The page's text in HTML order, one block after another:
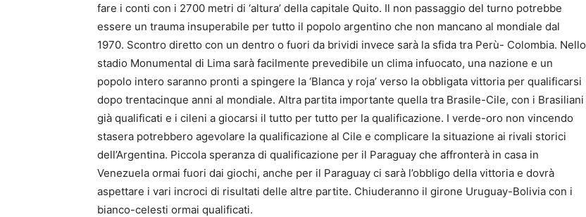
fare i conti con i 2700 metri di ‘altura’ della capitale Quito. Il non passaggio del turno potrebbe
essere un trauma insuperabile per tutto il popolo argentino che non mancano al mondiale dal
1970. Scontro diretto con un dentro o fuori da brividi invece sarà la sfida tra Perù- Colombia. Nello
stadio Monumental di Lima sarà facilmente prevedibile un clima infuocato, una nazione e un
popolo intero saranno pronti a spingere la ‘Blanca y roja’ verso la obbligata vittoria per qualificarsi
dopo trentacinque anni al mondiale. Altra partita importante quella tra Brasile-Cile, con i Brasiliani
già qualificati e i cileni a giocarsi il tutto per tutto per la qualificazione. I verde-oro non vincendo
stasera potrebbero agevolare la qualificazione al Cile e complicare la situazione ai rivali storici
dell’Argentina. Piccola speranza di qualificazione per il Paraguay che affronterà in casa in
Venezuela ormai fuori dai giochi, anche per il Paraguay ci sarà l’obbligo della vittoria e dovrà
aspettare i vari incroci di risultati delle altre partite. Chiuderanno il girone Uruguay-Bolivia con i
bianco-celesti ormai qualificati.